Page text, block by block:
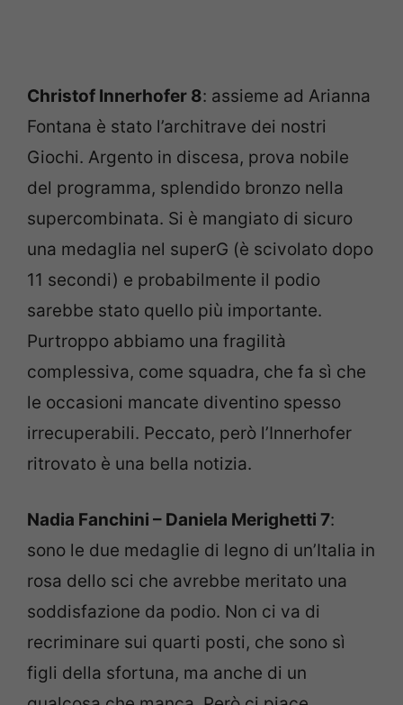
Christof Innerhofer 8: assieme ad Arianna
Fontana è stato l’architrave dei nostri
Giochi. Argento in discesa, prova nobile
del programma, splendido bronzo nella
supercombinata. Si è mangiato di sicuro
una medaglia nel superG (è scivolato dopo
11 secondi) e probabilmente il podio
sarebbe stato quello più importante.
Purtroppo abbiamo una fragilità
complessiva, come squadra, che fa sì che
le occasioni mancate diventino spesso
irrecuperabili. Peccato, però l’Innerhofer
ritrovato è una bella notizia.
Nadia Fanchini – Daniela Merighetti 7:
sono le due medaglie di legno di un’Italia in
rosa dello sci che avrebbe meritato una
soddisfazione da podio. Non ci va di
recriminare sui quarti posti, che sono sì
figli della sfortuna, ma anche di un